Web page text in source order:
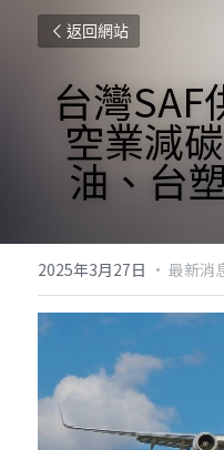
返回網站
台灣
空業減
油、台
2025年3月27日 · 最新消